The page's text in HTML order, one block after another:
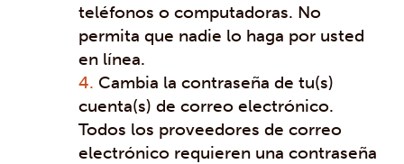
teléfonos o computadoras. No
permita que nadie lo haga por usted
en línea.
Cambia la contraseña de tu(s)
cuenta(s) de correo electrónico.
Todos los proveedores de correo
electrónico requieren una contraseña